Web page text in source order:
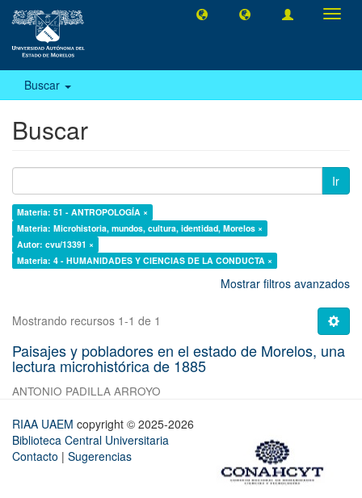
Buscar
Buscar
Ir
Materia: 51 - ANTROPOLOGÍA ×
Materia: Microhistoria, mundos, cultura, identidad, Morelos ×
Autor: cvu/13391 ×
Materia: 4 - HUMANIDADES Y CIENCIAS DE LA CONDUCTA ×
Mostrar filtros avanzados
Mostrando recursos 1-1 de 1
Paisajes y pobladores en el estado de Morelos, una
lectura microhistórica de 1885
ANTONIO PADILLA ARROYO
RIAA UAEM copyright © 2025-2026
Biblioteca Central Universitaria
Contacto | Sugerencias